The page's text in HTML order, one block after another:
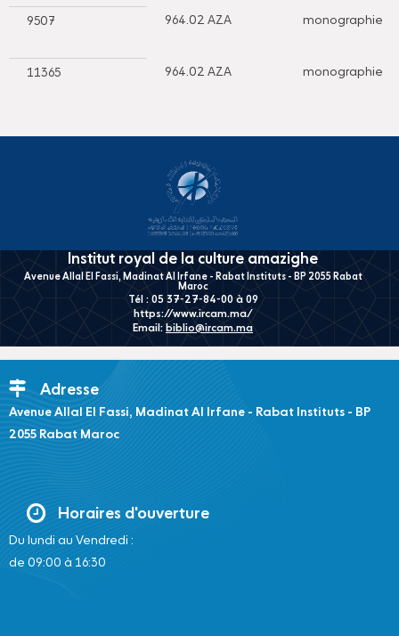
9507 964.02 AZA monographie
11365 964.02 AZA monographie
Institut royal de la culture amazighe
Avenue Allal El Fassi, Madinat Al Irfane - Rabat Instituts - BP 2055 Rabat
Maroc
Tél : 05 37-27-84-00 à 09
https://www.ircam.ma/
Email: biblio@ircam.ma
Adresse
Avenue Allal El Fassi, Madinat Al Irfane - Rabat Instituts - BP
2055 Rabat Maroc
Horaires d'ouverture
Du lundi au Vendredi :
de 09:00 à 16:30